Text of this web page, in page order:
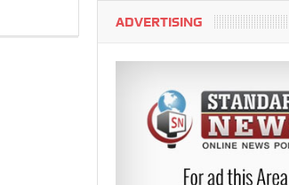
ADVERTISING